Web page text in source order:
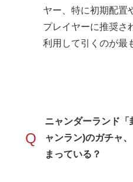
ヤー、特に初期配置
プレイヤーに推奨さ
利用して引くのが最
Q
ニャンダーランド「
ャンラン)のガチャ
まっている？